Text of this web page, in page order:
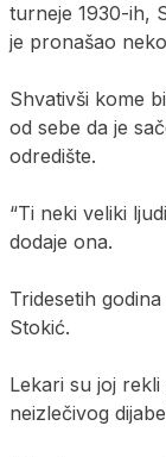
turneje 1930-ih,
je pronašao
Shvativši kome
od sebe da je
odredište.
“Ti neki veliki
dodaje ona.
Tridesetih
Stokić.
Lekari su joj
neizlečivog